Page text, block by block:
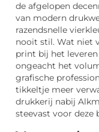
de afgelopen
van modern
razendsnelle
nooit stil. Wat niet
print bij het
ongeacht het
grafische
tikkeltje meer
drukkerij nabij
steevast voor deze